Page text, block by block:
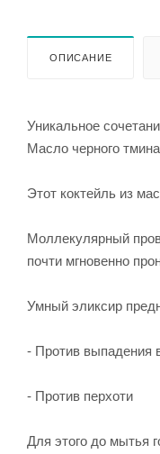
ОПИСАНИЕ
Уникальное
Масло черного
Этот коктейль из
Моллекулярный
почти мгновенно
Умный эликсир
- Против выпадения
- Против перхоти
Для этого до мытья